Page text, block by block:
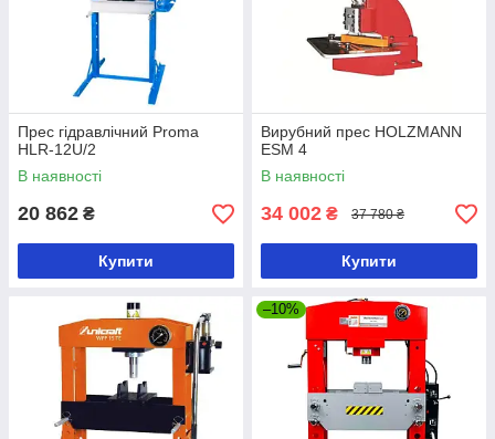
Прес гідравлічний Proma
HLR-12U/2
В наявності
20 862 ₴
Купити
Вирубний прес HOLZMANN
ESM 4
В наявності
34 002 ₴ 37 780 ₴
Купити
–10%